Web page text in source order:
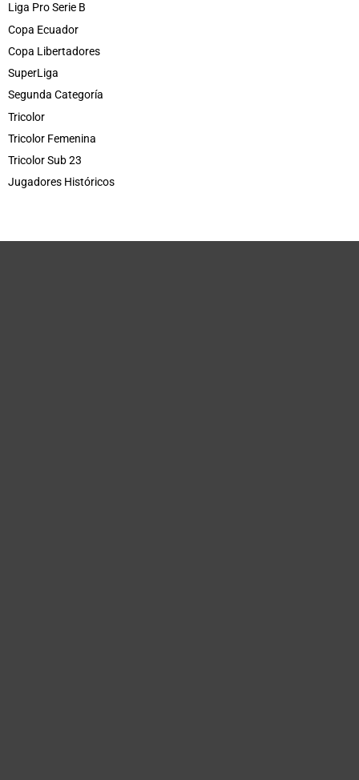
Liga Pro Serie B
Copa Ecuador
Copa Libertadores
SuperLiga
Segunda Categoría
Tricolor
Tricolor Femenina
Tricolor Sub 23
Jugadores Históricos